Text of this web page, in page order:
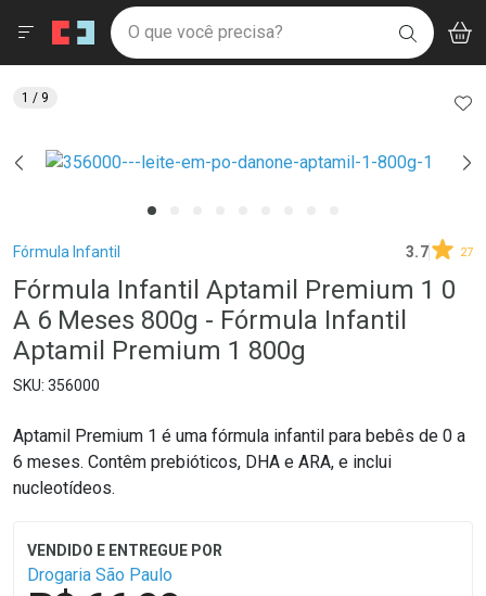
Drogaria São Paulo
Ir direto para a home
pela página
Ir direto para o conteúdo
Ir direto para a busca
Ir direto para a conta
Ir direto para a notificações
Ir direto para o carrinho
Faça a sua busca
O que você precisa? BUSCAR
Menu
Breadcrumb
Fórmula Infantil 3.7 27
Fórmula Infantil Aptamil Premium 1 0
A 6 Meses 800g - Fórmula Infantil
Aptamil Premium 1 800g
356000
Aptamil Premium 1 é uma fórmula infantil para bebês de 0 a
6 meses. Contêm prebióticos, DHA e ARA, e inclui
nucleotídeos.
Drogaria São Paulo
1 / 9